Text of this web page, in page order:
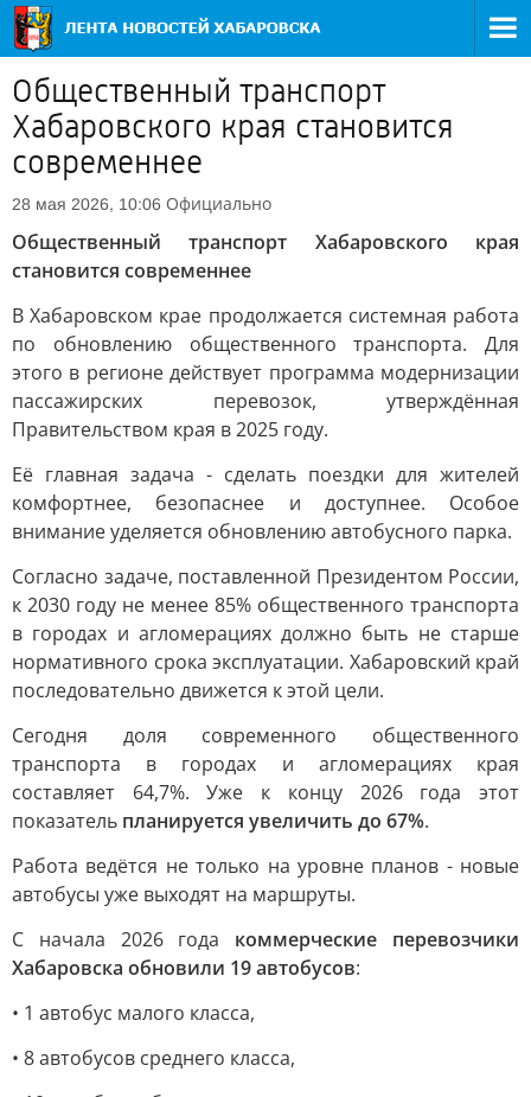
Общественный транспорт
Хабаровского края становится
современнее
28 мая 2026, 10:06 Официально
Общественный транспорт Хабаровского края
становится современнее
В Хабаровском крае продолжается системная работа
по обновлению общественного транспорта. Для
этого в регионе действует программа модернизации
пассажирских перевозок, утверждённая
Правительством края в 2025 году.
Её главная задача - сделать поездки для жителей
комфортнее, безопаснее и доступнее. Особое
внимание уделяется обновлению автобусного парка.
Согласно задаче, поставленной Президентом России,
к 2030 году не менее 85% общественного транспорта
в городах и агломерациях должно быть не старше
нормативного срока эксплуатации. Хабаровский край
последовательно движется к этой цели.
Сегодня доля современного общественного
транспорта в городах и агломерациях края
составляет 64,7%. Уже к концу 2026 года этот
показатель планируется увеличить до 67%.
Работа ведётся не только на уровне планов - новые
автобусы уже выходят на маршруты.
С начала 2026 года коммерческие перевозчики
Хабаровска обновили 19 автобусов:
• 1 автобус малого класса,
• 8 автобусов среднего класса,